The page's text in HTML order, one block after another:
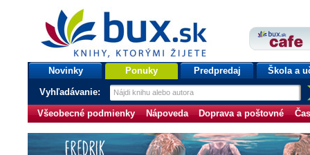
bux.sk
knihy, ktorými žijete
Úvodná stránka
Novinky Ponuky Predpredaj Škola a
Vyhľadávanie:
Všeobecné podmienky Nápoveda Doprava a poštovné